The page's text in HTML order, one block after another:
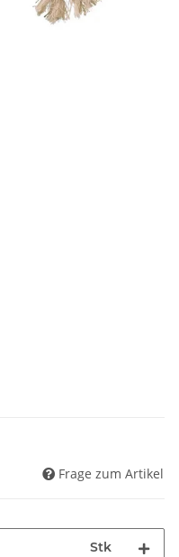
Frage zum Artikel
Stk